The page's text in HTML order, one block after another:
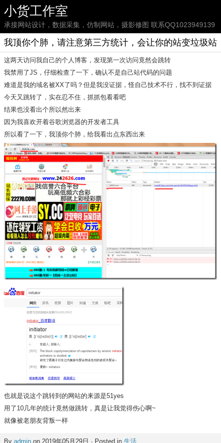
小货工作室
承接网站设计，数据采集，仿制网站，摄影修图 联系QQ1023949139
我顶你个肺，请注意第三方统计，会让你的站变垃圾站
这两天访问我自己的个人博客，发现第一次访问竟然会跳转
我禁用了JS，仔细检查了一下，确认不是自己站代码的问题
难道是我的域名被XX了吗？但是我没证据，怪自己技术不行，找不到证据
今天又跳转了，实在忍不住，抓抓包看看吧
结果也没看出个所以然出来
因为我喜欢开着谷歌浏览器的开发者工具
所以看了一下，我顶你个肺，给我看出点东西出来
也就是说这个跳转到的网站的来源是51yes
用了10几年的统计竟然做跳转，真是让我觉得伤心啊~
就像被老朋友背叛一样
By admin on 2019年05月29日 · Posted in 生活